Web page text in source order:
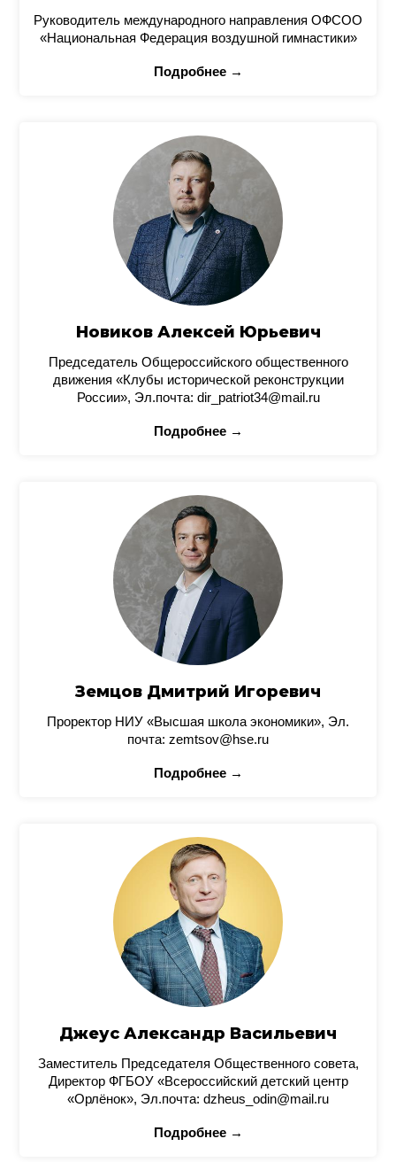
Руководитель международного направления ОФСОО
«Национальная Федерация воздушной гимнастики»
Подробнее →
Новиков Алексей Юрьевич
Председатель Общероссийского общественного
движения «Клубы исторической реконструкции
России», Эл.почта: dir_patriot34@mail.ru
Подробнее →
Земцов Дмитрий Игоревич
Проректор НИУ «Высшая школа экономики», Эл.
почта: zemtsov@hse.ru
Подробнее →
Джеус Александр Васильевич
Заместитель Председателя Общественного совета,
Директор ФГБОУ «Всероссийский детский центр
«Орлёнок», Эл.почта: dzheus_odin@mail.ru
Подробнее →